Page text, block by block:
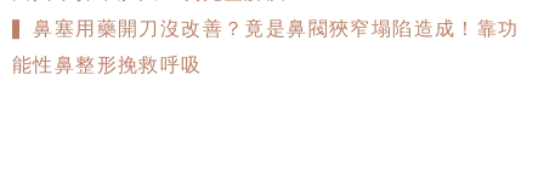
▍鼻塞用藥開刀沒改善？竟是鼻閥狹窄塌陷造成！靠功
能性鼻整形挽救呼吸